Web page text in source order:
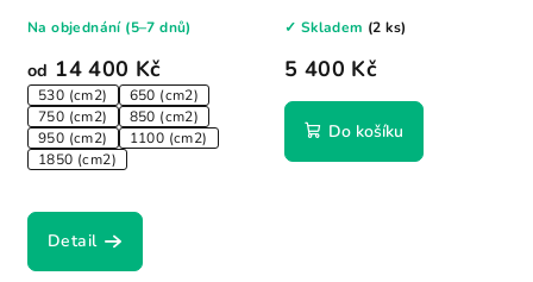
od 14 400 Kč
530 (cm2)
650 (cm2)
750 (cm2)
850 (cm2)
950 (cm2)
1100 (cm2)
1850 (cm2)
Na objednání (5–7 dnů)
Detail
5 400 Kč
✓ Skladem (2 ks)
Do košíku